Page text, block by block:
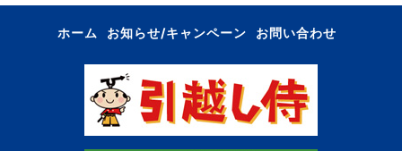
ホーム お知らせ/キャンペーン お問い合わせ